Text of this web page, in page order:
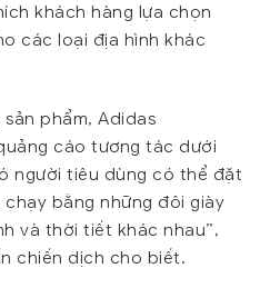
khách hàng lựa chọn
các loại địa hình khác
phẩm, Adidas
cáo tương tác dưới
người tiêu dùng có thể đặt
bằng những đôi giày
và thời tiết khác nhau”,
chiến dịch cho biết.